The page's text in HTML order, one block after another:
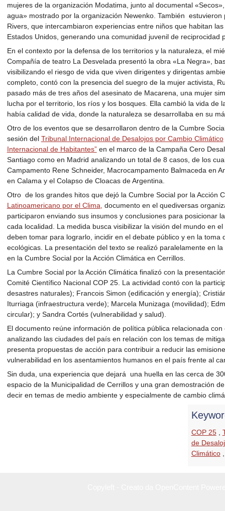
mujeres de la organización Modatima, junto al documental
agua» mostrado por la organización Newenko. También
Rivers, que intercambiaron experiencias entre niños que habitan
Estados Unidos, generando una comunidad juvenil de reciprocidad
En el contexto por la defensa de los territorios y la naturaleza, el
Compañía de teatro La Desvelada presentó la obra «La Negra»,
visibilizando el riesgo de vida que viven dirigentes y dirigentas
completo, contó con la presencia del suegro de la mujer activista,
pasado más de tres años del asesinato de Macarena, una mujer
lucha por el territorio, los ríos y los bosques. Ella cambió la vida de
había calidad de vida, donde la naturaleza se desarrollaba en su
Otro de los eventos que se desarrollaron dentro de la Cumbre
sesión del Tribunal Internacional de Desalojos por Cambio Climático
Internacional de Habitantes”en el marco de la Campaña Cero
Santiago como en Madrid analizando un total de 8 casos, de los
Campamento Rene Schneider, Macrocampamento Balmaceda en
en Calama y el Colapso de Cloacas de Argentina.
Otro de los grandes hitos que dejó la Cumbre Social por la Acción
Latinoamericano por el Clima, documento en el quediversas
participaron enviando sus insumos y conclusiones para posicionar
cada localidad. La medida busca visibilizar la visión del mundo en
deben tomar para lograrlo, incidir en el debate público y en la toma
ecológicas. La presentación del texto se realizó paralelamente en
en la Cumbre Social por la Acción Climática en Cerrillos.
La Cumbre Social por la Acción Climática finalizó con la
Comité Científico Nacional COP 25. La actividad contó con la
desastres naturales); Francois Simon (edificación y energía);
Iturriaga (infraestructura verde); Marcela Munizaga (movilidad);
circular); y Sandra Cortés (vulnerabilidad y salud).
El documento reúne información de política pública relacionada
analizando las ciudades del país en relación con los temas de
presenta propuestas de acción para contribuir a reducir las
vulnerabilidad en los asentamientos humanos en el país frente al
Sin duda, una experiencia que dejará una huella en las cerca de
espacio de la Municipalidad de Cerrillos y una gran demostración
decir en temas de medio ambiente y especialmente de cambio
COP 25,
de
Climático